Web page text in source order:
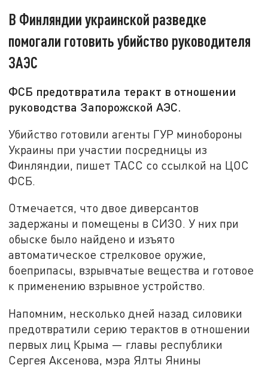
В Финляндии украинской разведке
помогали готовить убийство руководителя
ЗАЭС
ФСБ предотвратила теракт в отношении
руководства Запорожской АЭС.
Убийство готовили агенты ГУР минобороны
Украины при участии посредницы из
Финляндии, пишет ТАСС со ссылкой на ЦОС
ФСБ.
Отмечается, что двое диверсантов
задержаны и помещены в СИЗО. У них при
обыске было найдено и изъято
автоматическое стрелковое оружие,
боеприпасы, взрывчатые вещества и готовое
к применению взрывное устройство.
Напомним, несколько дней назад силовики
предотвратили серию терактов в отношении
первых лиц Крыма — главы республики
Сергея Аксенова, мэра Ялты Янины